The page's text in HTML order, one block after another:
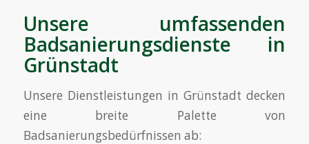
Unsere umfassenden
Badsanierungsdienste in
Grünstadt
Unsere Dienstleistungen in Grünstadt decken
eine breite Palette von
Badsanierungsbedürfnissen ab: